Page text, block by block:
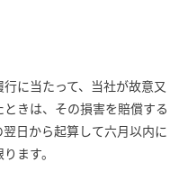
に当たって、当社が故意又
きは、その損害を賠償する
日から起算して六月以内に
ます。